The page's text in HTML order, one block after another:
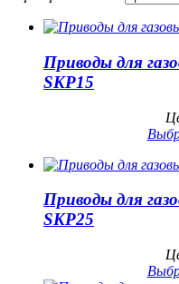
Приводы для
SKP15
Приводы для
SKP25